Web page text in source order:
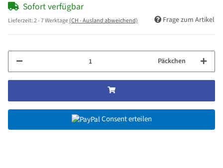
Sofort verfügbar
Lieferzeit:2 - 7 Werktage(CH - Ausland abweichend) Frage zum Artikel
Päckchen
Consent erteilen